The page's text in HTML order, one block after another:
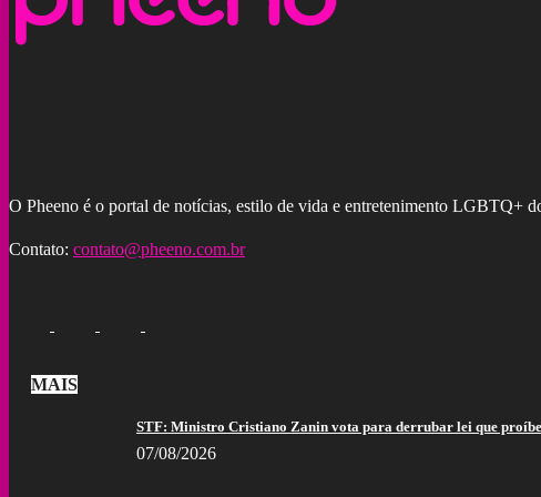
O Pheeno é o portal de notícias, estilo de vida e entretenimento LGBTQ+
Contato: contato@pheeno.com.br
MAIS
STF: Ministro Cristiano Zanin vota para derrubar lei que
07/08/2026